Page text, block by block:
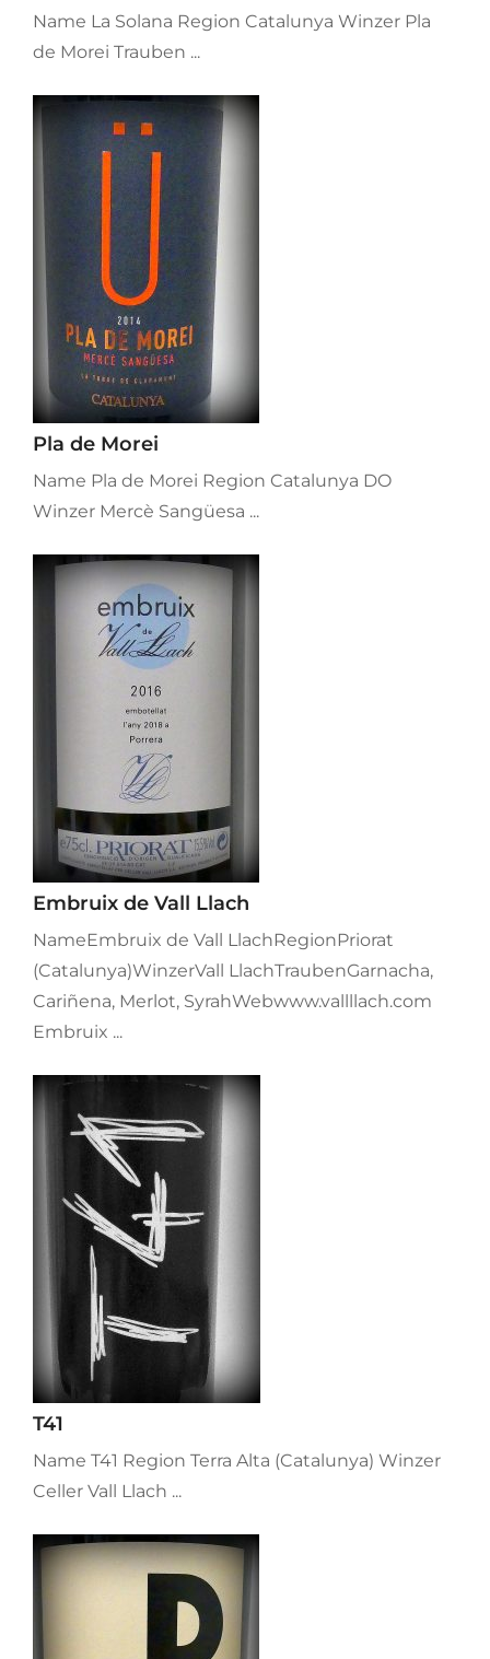
Name La Solana Region Catalunya Winzer Pla
de Morei Trauben ...
Pla de Morei
Name Pla de Morei Region Catalunya DO
Winzer Mercè Sangüesa ...
Embruix de Vall Llach
NameEmbruix de Vall LlachRegionPriorat
(Catalunya)WinzerVall LlachTraubenGarnacha,
Cariñena, Merlot, SyrahWebwww.vallllach.com
Embruix ...
T41
Name T41 Region Terra Alta (Catalunya) Winzer
Celler Vall Llach ...